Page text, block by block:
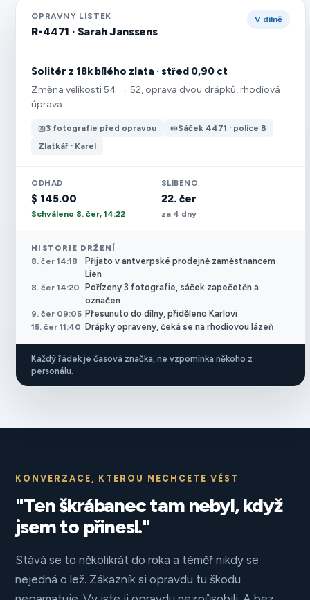
OPRAVNÝ LÍSTEK
R-4471 · Sarah Janssens
V dílně
Solitér z 18k bílého zlata · střed 0,90 ct
Změna velikosti 54 → 52, oprava dvou drápků, rhodiová
úprava
3 fotografie před opravou
Sáček 4471 · police B
Zlatkář · Karel
ODHAD
$ 145.00
Schváleno 8. čer, 14:22
SLÍBENO
22. čer
za 4 dny
HISTORIE DRŽENÍ
8. čer 14:18
Přijato v antverpské prodejně zaměstnancem
Lien
8. čer 14:20
Pořízeny 3 fotografie, sáček zapečetěn a
označen
9. čer 09:05 Přesunuto do dílny, přiděleno Karlovi
15. čer 11:40 Drápky opraveny, čeká se na rhodiovou lázeň
Každý řádek je časová značka, ne vzpomínka někoho z
personálu.
KONVERZACE, KTEROU NECHCETE VÉST
"Ten škrábanec tam nebyl, když
jsem to přinesl."
Stává se to několikrát do roka a téměř nikdy se
nejedná o lež. Zákazník si opravdu tu škodu